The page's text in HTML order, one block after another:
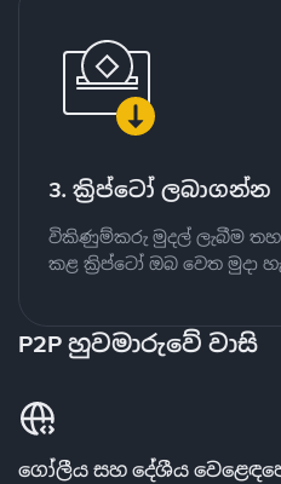
3. ක්‍රිප්ටෝ ලබාගන්න
විකිණුම්කරු මුදල් ලැබීම
කළ ක්‍රිප්ටෝ ඔබ වෙත මුදා
P2P හුවමාරුවේ වාසි
ගෝලීය සහ දේශීය